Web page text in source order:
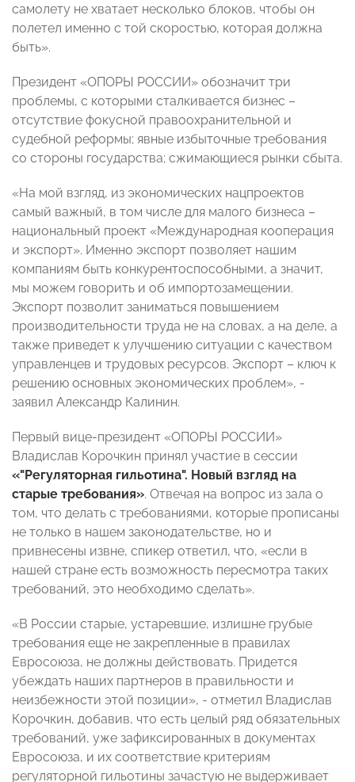
самолету не хватает несколько блоков, чтобы он
полетел именно с той скоростью, которая должна
быть».
Президент «ОПОРЫ РОССИИ» обозначит три
проблемы, с которыми сталкивается бизнес –
отсутствие фокусной правоохранительной и
судебной реформы; явные избыточные требования
со стороны государства; сжимающиеся рынки сбыта.
«На мой взгляд, из экономических нацпроектов
самый важный, в том числе для малого бизнеса –
национальный проект «Международная кооперация
и экспорт». Именно экспорт позволяет нашим
компаниям быть конкурентоспособными, а значит,
мы можем говорить и об импортозамещении.
Экспорт позволит заниматься повышением
производительности труда не на словах, а на деле, а
также приведет к улучшению ситуации с качеством
управленцев и трудовых ресурсов. Экспорт – ключ к
решению основных экономических проблем», -
заявил Александр Калинин.
Первый вице-президент «ОПОРЫ РОССИИ»
Владислав Корочкин принял участие в сессии
«"Регуляторная гильотина". Новый взгляд на
старые требования». Отвечая на вопрос из зала о
том, что делать с требованиями, которые прописаны
не только в нашем законодательстве, но и
привнесены извне, спикер ответил, что, «если в
нашей стране есть возможность пересмотра таких
требований, это необходимо сделать».
«В России старые, устаревшие, излишне грубые
требования еще не закрепленные в правилах
Евросоюза, не должны действовать. Придется
убеждать наших партнеров в правильности и
неизбежности этой позиции», - отметил Владислав
Корочкин, добавив, что есть целый ряд обязательных
требований, уже зафиксированных в документах
Евросоюза, и их соответствие критериям
регуляторной гильотины зачастую не выдерживает